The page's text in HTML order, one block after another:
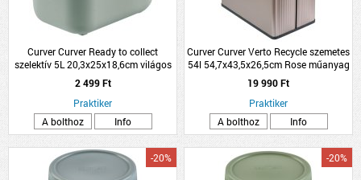
Curver Curver Ready to collect
szelektív 5L 20,3x25x18,6cm világos
zöld műanyag
2 499 Ft
Praktiker
A bolthoz
Info
Curver Curver Verto Recycle szemetes
54l 54,7x43,5x26,5cm Rose műanyag
19 990 Ft
Praktiker
A bolthoz
Info
-20% -20%